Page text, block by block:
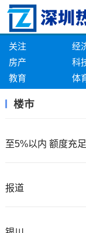
关注 经
房产
科
教育
体
楼市
至5%以内 额度充
报道